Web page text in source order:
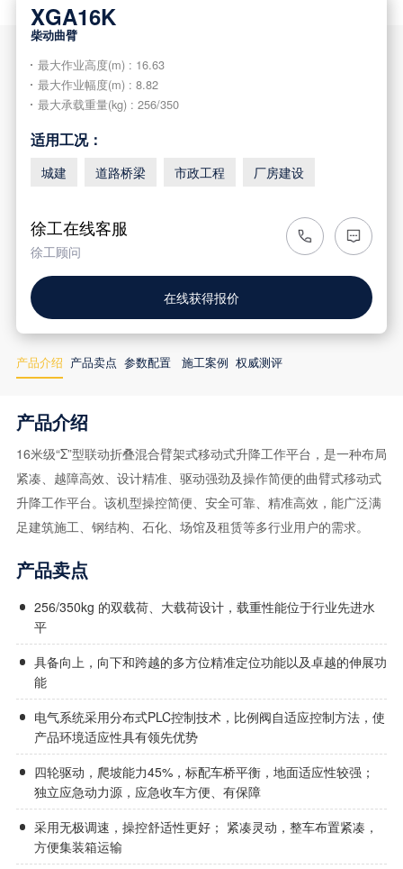
XGA16K
柴动曲臂
最大作业高度(m) : 16.63
最大作业幅度(m) : 8.82
最大承载重量(kg) : 256/350
适用工况：
城建 道路桥梁 市政工程 厂房建设
徐工在线客服
徐工顾问
在线获得报价
产品介绍 产品卖点 参数配置 施工案例 权威测评
产品介绍
16米级“Σ”型联动折叠混合臂架式移动式升降工作平台，是一种布局
紧凑、越障高效、设计精准、驱动强劲及操作简便的曲臂式移动式
升降工作平台。该机型操控简便、安全可靠、精准高效，能广泛满
足建筑施工、钢结构、石化、场馆及租赁等多行业用户的需求。
产品卖点
256/350kg 的双载荷、大载荷设计，载重性能位于行业先进水
平
具备向上，向下和跨越的多方位精准定位功能以及卓越的伸展功
能
电气系统采用分布式PLC控制技术，比例阀自适应控制方法，使
产品环境适应性具有领先优势
四轮驱动，爬坡能力45%，标配车桥平衡，地面适应性较强；
独立应急动力源，应急收车方便、有保障
采用无极调速，操控舒适性更好； 紧凑灵动，整车布置紧凑，
方便集装箱运输